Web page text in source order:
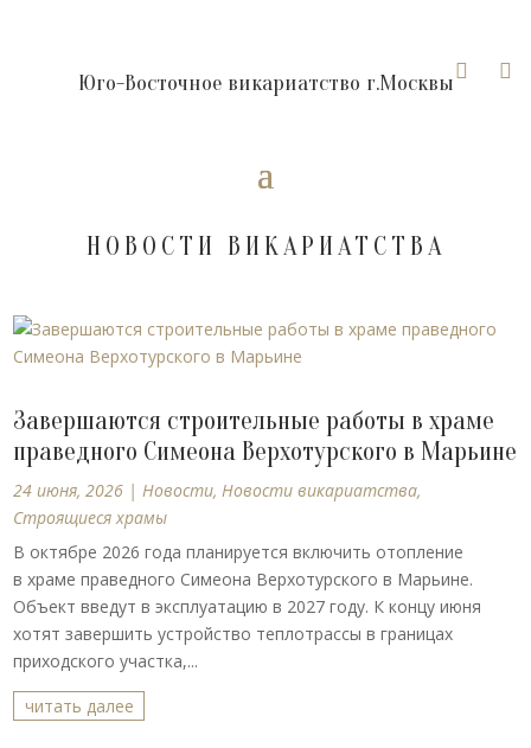
 
Юго-Восточное викариатство г.Москвы
НОВОСТИ ВИКАРИАТСТВА
Завершаются строительные работы в храме
праведного Симеона Верхотурского в Марьине
24 июня, 2026 |Новости,Новости викариатства,
Строящиеся храмы
В октябре 2026 года планируется включить отопление
в храме праведного Симеона Верхотурского в Марьине.
Объект введут в эксплуатацию в 2027 году. К концу июня
хотят завершить устройство теплотрассы в границах
приходского участка,...
читать далее